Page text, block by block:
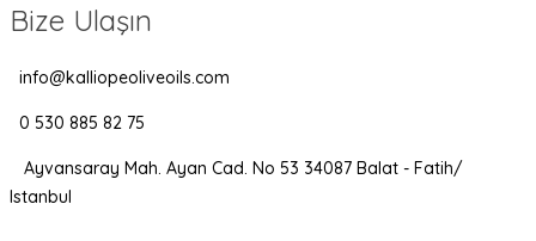
Bize Ulaşın
info@kalliopeoliveoils.com
0 530 885 82 75
Ayvansaray Mah. Ayan Cad. No 53 34087 Balat - Fatih/
Istanbul